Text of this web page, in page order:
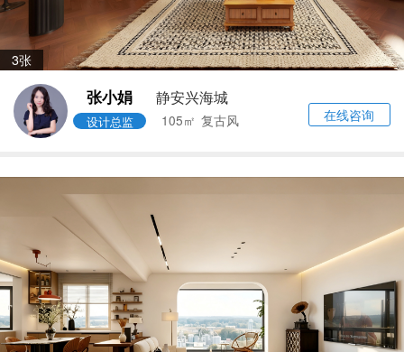
3张
张小娟
设计总监
静安兴海城
105㎡ 复古风 在线咨询